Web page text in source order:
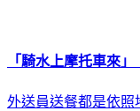
「騎水上摩托車來
外送員送餐都是依照